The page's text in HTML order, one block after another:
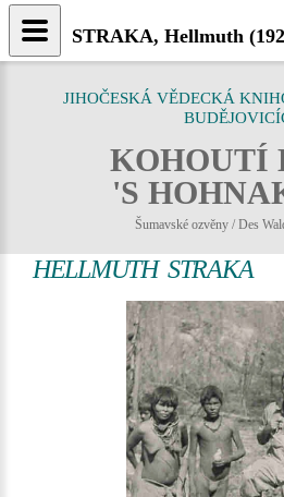
JIHOČESKÁ VĚDECKÁ
KOHOUTÍ
'S
Šumavské ozvěny / Des
HELLMUTH STRAKA
STRAKA, Hellmuth